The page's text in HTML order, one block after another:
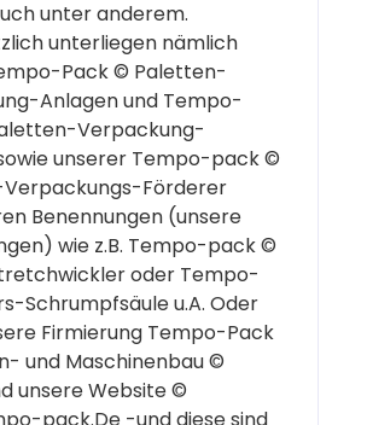
unter anderem.
unterliegen nämlich
Pack © Paletten-
Anlagen und Tempo-
Verpackung-
unserer Tempo-pack ©
Förderer
Benennungen (unsere
wie z.B. Tempo-pack ©
oder Tempo-
Schrumpfsäule u.A. Oder
Firmierung Tempo-Pack
und Maschinenbau ©
unsere Website ©